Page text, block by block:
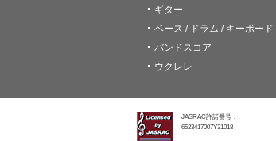
ギター
ベース / ドラム / キーボード
バンドスコア
ウクレレ
JASRAC許諾番号：
6523417007Y31018